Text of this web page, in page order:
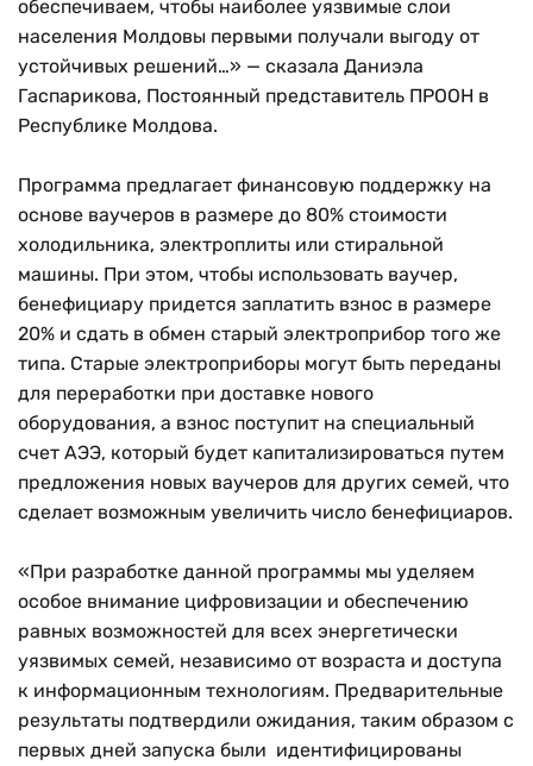
обеспечиваем, чтобы наиболее уязвимые слои
населения Молдовы первыми получали выгоду от
устойчивых решений…» — сказала Даниэла
Гаспарикова, Постоянный представитель ПРООН в
Республике Молдова.
Программа предлагает финансовую поддержку на
основе ваучеров в размере до 80% стоимости
холодильника, электроплиты или стиральной
машины. При этом, чтобы использовать ваучер,
бенефициару придется заплатить взнос в размере
20% и сдать в обмен старый электроприбор того же
типа. Старые электроприборы могут быть переданы
для переработки при доставке нового
оборудования, а взнос поступит на специальный
счет AЭЭ, который будет капитализироваться путем
предложения новых ваучеров для других семей, что
сделает возможным увеличить число бенефициаров.
«При разработке данной программы мы уделяем
особое внимание цифровизации и обеспечению
равных возможностей для всех энергетически
уязвимых семей, независимо от возраста и доступа
к информационным технологиям. Предварительные
результаты подтвердили ожидания, таким образом с
первых дней запуска были идентифицированы